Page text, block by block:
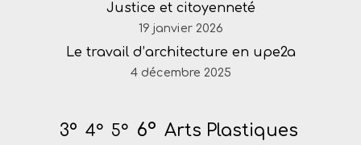
Justice et citoyenneté
19 janvier 2026
Le travail d’architecture en upe2a
4 décembre 2025
3° 4° 5° 6° Arts Plastiques